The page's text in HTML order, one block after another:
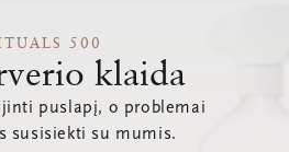
500
klaida
puslapį, o problemai
susisiekti su mumis.